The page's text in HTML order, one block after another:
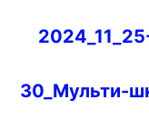
Навигация
записям
30_Мульти-